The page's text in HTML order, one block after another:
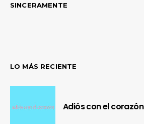
SINCERAMENTE
LO MÁS RECIENTE
Adiós con el corazón